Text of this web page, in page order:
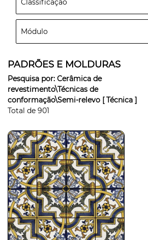
Classificação
Módulo
PADRÕES E MOLDURAS
Pesquisa por: Cerâmica de
revestimento\Técnicas de
conformação\Semi-relevo [ Técnica ]
Total de 901